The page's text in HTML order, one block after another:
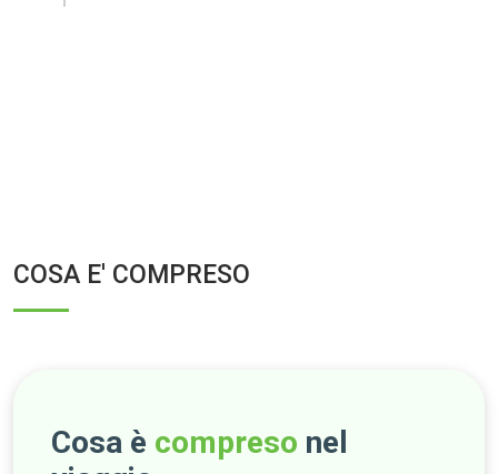
COSA E' COMPRESO
Cosa è compreso nel